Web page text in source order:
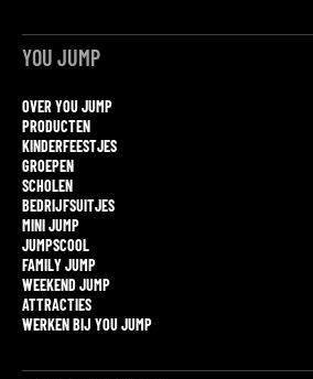
YOU JUMP
OVER YOU JUMP
PRODUCTEN
KINDERFEESTJES
GROEPEN
SCHOLEN
BEDRIJFSUITJES
MINI JUMP
JUMPSCOOL
FAMILY JUMP
WEEKEND JUMP
ATTRACTIES
WERKEN BIJ YOU JUMP